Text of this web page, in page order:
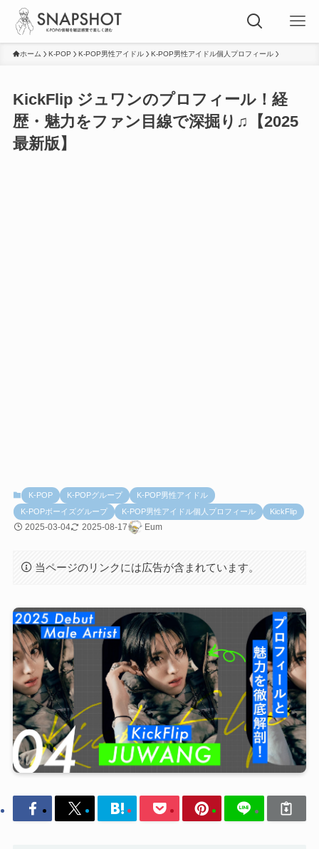
ホーム K-POP K-POP男性アイドル K-POP男性アイドル個人プロフィール
KickFlip ジュワンのプロフィール！経
歴・魅力をファン目線で深掘り♫【2025
最新版】
K-POP K-POPグループ
K-POP男性アイドル
K-POPボーイズグループ
K-POP男性アイドル個人プロフィール KickFlip
2025-03-04 2025-08-17 Eum
当ページのリンクには広告が含まれています。